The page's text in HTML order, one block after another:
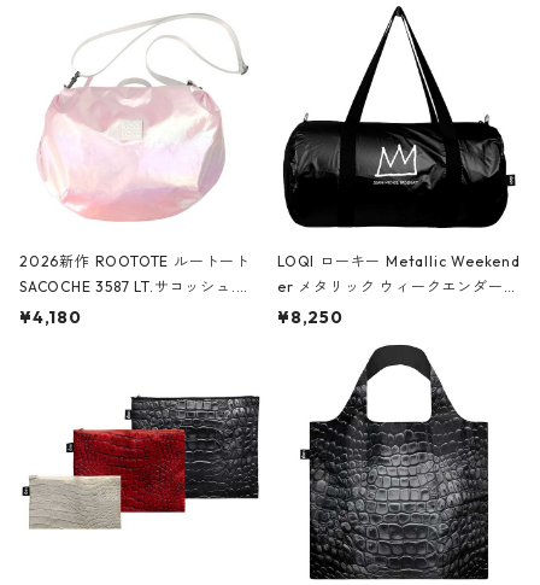
2026新作 ROOTOTE ルートート
SACOCHE 3587 LT.サコッシュ.ル
ミエ-B ショルダーバッグ グロスピ
¥4,180
LOQI ローキー Metallic Weekend
er メタリック ウィークエンダー
ボストンバッグ ショルダーバッグ
Black ジャン=ミッシェル・バスキ
ア/クラウン ブラック
¥8,250